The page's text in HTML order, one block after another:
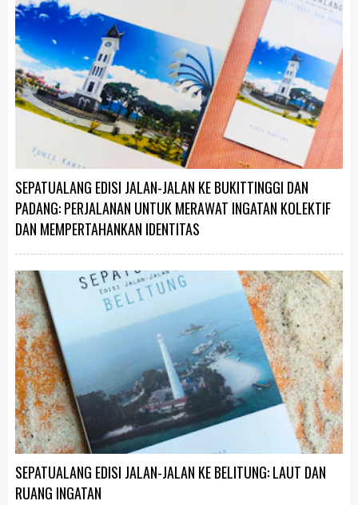
SEPATUALANG EDISI JALAN-JALAN KE BUKITTINGGI DAN
PADANG: PERJALANAN UNTUK MERAWAT INGATAN KOLEKTIF
DAN MEMPERTAHANKAN IDENTITAS
SEPATUALANG EDISI JALAN-JALAN KE BELITUNG: LAUT DAN
RUANG INGATAN